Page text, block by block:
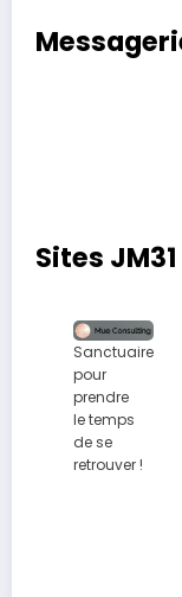
Sites JM31
Sanctuaire
pour
prendre
le temps
de se
retrouver !